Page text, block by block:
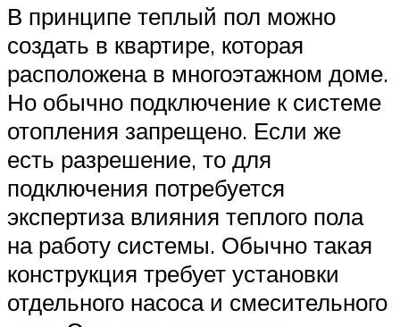
В принципе теплый пол можно
создать в квартире, которая
расположена в многоэтажном доме.
Но обычно подключение к системе
отопления запрещено. Если же
есть разрешение, то для
подключения потребуется
экспертиза влияния теплого пола
на работу системы. Обычно такая
конструкция требует установки
отдельного насоса и смесительного